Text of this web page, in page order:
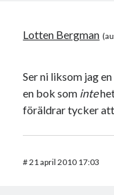
Lotten Bergman
Ser ni liksom jag
en bok som inte
föräldrar tycker
#21 april 2010 17:03